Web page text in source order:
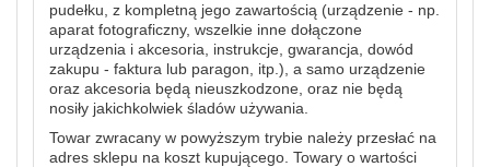
pudełku, z kompletną jego zawartością (urządzenie - np.
aparat fotograficzny, wszelkie inne dołączone
urządzenia i akcesoria, instrukcje, gwarancja, dowód
zakupu - faktura lub paragon, itp.), a samo urządzenie
oraz akcesoria będą nieuszkodzone, oraz nie będą
nosiły jakichkolwiek śladów używania.
Towar zwracany w powyższym trybie należy przesłać na
adres sklepu na koszt kupującego. Towary o wartości